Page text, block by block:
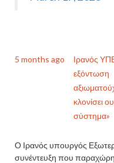
5 months ago
Ιρανός
εξόντωση
κλονίσει
σύστημα»
Ο Ιρανός υπουργός
συνέντευξη που